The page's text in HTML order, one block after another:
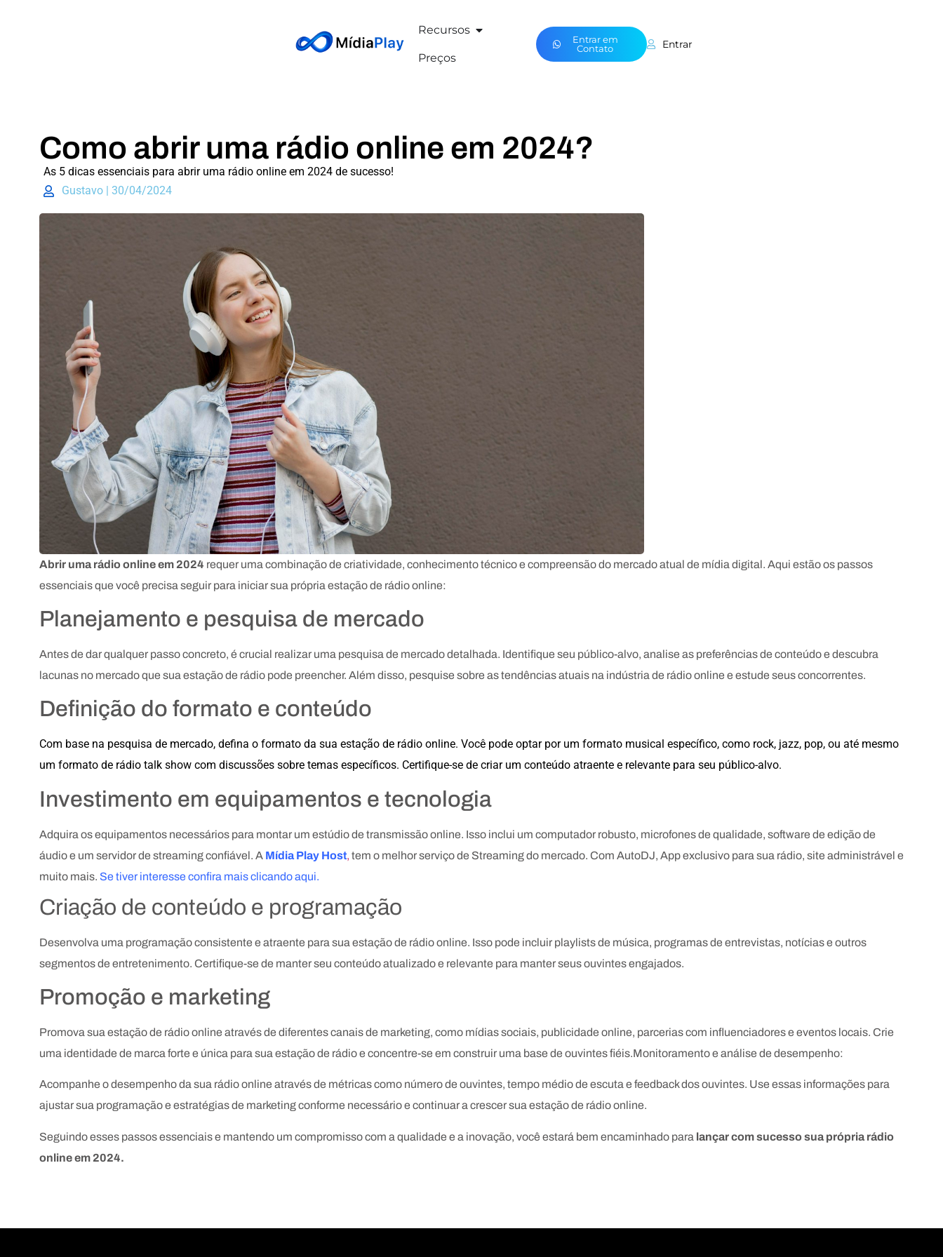
Recursos
Preços
Entrar em
Contato
Entrar
Como abrir uma rádio online em 2024?
As 5 dicas essenciais para abrir uma rádio online em 2024 de sucesso!
Gustavo | 30/04/2024
Abrir uma rádio online em 2024 requer uma combinação de criatividade, conhecimento técnico e compreensão do mercado atual de mídia digital. Aqui estão os passos
essenciais que você precisa seguir para iniciar sua própria estação de rádio online:
Planejamento e pesquisa de mercado
Antes de dar qualquer passo concreto, é crucial realizar uma pesquisa de mercado detalhada. Identifique seu público-alvo, analise as preferências de conteúdo e descubra
lacunas no mercado que sua estação de rádio pode preencher. Além disso, pesquise sobre as tendências atuais na indústria de rádio online e estude seus concorrentes.
Definição do formato e conteúdo
Com base na pesquisa de mercado, defina o formato da sua estação de rádio online. Você pode optar por um formato musical específico, como rock, jazz, pop, ou até mesmo
um formato de rádio talk show com discussões sobre temas específicos. Certifique-se de criar um conteúdo atraente e relevante para seu público-alvo.
Investimento em equipamentos e tecnologia
Adquira os equipamentos necessários para montar um estúdio de transmissão online. Isso inclui um computador robusto, microfones de qualidade, software de edição de
áudio e um servidor de streaming confiável. A Mídia Play Host, tem o melhor serviço de Streaming do mercado. Com AutoDJ, App exclusivo para sua rádio, site administrável e
muito mais. Se tiver interesse confira mais clicando aqui.
Criação de conteúdo e programação
Desenvolva uma programação consistente e atraente para sua estação de rádio online. Isso pode incluir playlists de música, programas de entrevistas, notícias e outros
segmentos de entretenimento. Certifique-se de manter seu conteúdo atualizado e relevante para manter seus ouvintes engajados.
Promoção e marketing
Promova sua estação de rádio online através de diferentes canais de marketing, como mídias sociais, publicidade online, parcerias com influenciadores e eventos locais. Crie
uma identidade de marca forte e única para sua estação de rádio e concentre-se em construir uma base de ouvintes fiéis.Monitoramento e análise de desempenho:
Acompanhe o desempenho da sua rádio online através de métricas como número de ouvintes, tempo médio de escuta e feedback dos ouvintes. Use essas informações para
ajustar sua programação e estratégias de marketing conforme necessário e continuar a crescer sua estação de rádio online.
Seguindo esses passos essenciais e mantendo um compromisso com a qualidade e a inovação, você estará bem encaminhado para lançar com sucesso sua própria rádio
online em 2024.